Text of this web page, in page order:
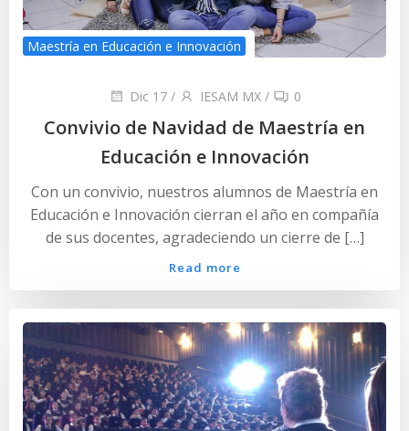
Maestría en Educación e Innovación
Dic 17 / IESAM MX / 0
Convivio de Navidad de Maestría en
Educación e Innovación
Con un convivio, nuestros alumnos de Maestría en
Educación e Innovación cierran el año en compañía
de sus docentes, agradeciendo un cierre de […]
Read more